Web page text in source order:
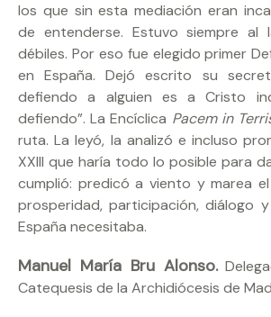
los que sin esta mediación eran
de entenderse. Estuvo siempre al
débiles. Por eso fue elegido primer
en España. Dejó escrito su
defiendo a alguien es a Cristo
defiendo”. La Encíclica Pacem in
ruta. La leyó, la analizó e incluso
XXIII que haría todo lo posible para
cumplió: predicó a viento y marea
prosperidad, participación, diálogo
España necesitaba.
Manuel María Bru Alonso.
Catequesis de la Archidiócesis de